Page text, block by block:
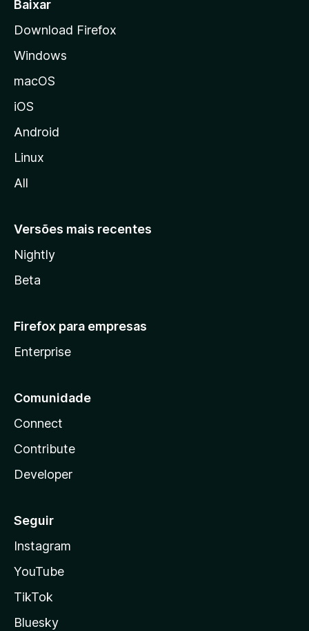
d
a
z
i
a
Baixar
Download Firefox
Windows
macOS
iOS
Android
Linux
All
Versões mais recentes
Nightly
Beta
Firefox para empresas
Enterprise
Comunidade
Connect
Contribute
Developer
Seguir
Instagram
YouTube
TikTok
Bluesky